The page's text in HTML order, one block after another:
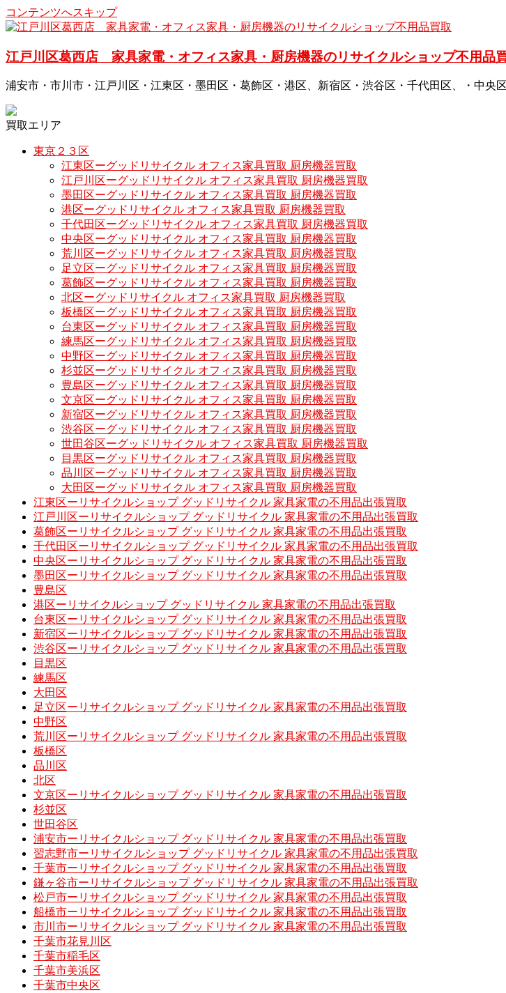
コンテンツへスキップ
江戸川区葛西店 家具家電・オフィス家具・厨房機器のリサイクルショップ不用品
浦安市・市川市・江戸川区・江東区・墨田区・葛飾区・港区、新宿区・渋谷区・千代田区、・中
買取エリア
東京２３区
江東区ーグッドリサイクル オフィス家具買取 厨房機器買取
江戸川区ーグッドリサイクル オフィス家具買取 厨房機器買取
墨田区ーグッドリサイクル オフィス家具買取 厨房機器買取
港区ーグッドリサイクル オフィス家具買取 厨房機器買取
千代田区ーグッドリサイクル オフィス家具買取 厨房機器買取
中央区ーグッドリサイクル オフィス家具買取 厨房機器買取
荒川区ーグッドリサイクル オフィス家具買取 厨房機器買取
足立区ーグッドリサイクル オフィス家具買取 厨房機器買取
葛飾区ーグッドリサイクル オフィス家具買取 厨房機器買取
北区ーグッドリサイクル オフィス家具買取 厨房機器買取
板橋区ーグッドリサイクル オフィス家具買取 厨房機器買取
台東区ーグッドリサイクル オフィス家具買取 厨房機器買取
練馬区ーグッドリサイクル オフィス家具買取 厨房機器買取
中野区ーグッドリサイクル オフィス家具買取 厨房機器買取
杉並区ーグッドリサイクル オフィス家具買取 厨房機器買取
豊島区ーグッドリサイクル オフィス家具買取 厨房機器買取
文京区ーグッドリサイクル オフィス家具買取 厨房機器買取
新宿区ーグッドリサイクル オフィス家具買取 厨房機器買取
渋谷区ーグッドリサイクル オフィス家具買取 厨房機器買取
世田谷区ーグッドリサイクル オフィス家具買取 厨房機器買取
目黒区ーグッドリサイクル オフィス家具買取 厨房機器買取
品川区ーグッドリサイクル オフィス家具買取 厨房機器買取
大田区ーグッドリサイクル オフィス家具買取 厨房機器買取
江東区ーリサイクルショップ グッドリサイクル 家具家電の不用品出張買取
江戸川区ーリサイクルショップ グッドリサイクル 家具家電の不用品出張買取
葛飾区ーリサイクルショップ グッドリサイクル 家具家電の不用品出張買取
千代田区ーリサイクルショップ グッドリサイクル 家具家電の不用品出張買取
中央区ーリサイクルショップ グッドリサイクル 家具家電の不用品出張買取
墨田区ーリサイクルショップ グッドリサイクル 家具家電の不用品出張買取
豊島区
港区ーリサイクルショップ グッドリサイクル 家具家電の不用品出張買取
台東区ーリサイクルショップ グッドリサイクル 家具家電の不用品出張買取
新宿区ーリサイクルショップ グッドリサイクル 家具家電の不用品出張買取
渋谷区ーリサイクルショップ グッドリサイクル 家具家電の不用品出張買取
目黒区
練馬区
大田区
足立区ーリサイクルショップ グッドリサイクル 家具家電の不用品出張買取
中野区
荒川区ーリサイクルショップ グッドリサイクル 家具家電の不用品出張買取
板橋区
品川区
北区
文京区ーリサイクルショップ グッドリサイクル 家具家電の不用品出張買取
杉並区
世田谷区
浦安市ーリサイクルショップ グッドリサイクル 家具家電の不用品出張買取
習志野市ーリサイクルショップ グッドリサイクル 家具家電の不用品出張買取
千葉市ーリサイクルショップ グッドリサイクル 家具家電の不用品出張買取
鎌ヶ谷市ーリサイクルショップ グッドリサイクル 家具家電の不用品出張買取
松戸市ーリサイクルショップ グッドリサイクル 家具家電の不用品出張買取
船橋市ーリサイクルショップ グッドリサイクル 家具家電の不用品出張買取
市川市ーリサイクルショップ グッドリサイクル 家具家電の不用品出張買取
千葉市花見川区
千葉市稲毛区
千葉市美浜区
千葉市中央区